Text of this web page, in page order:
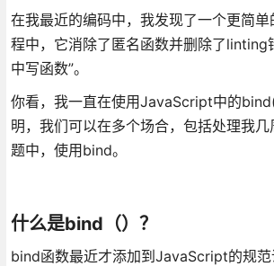
在我最近的编码中，我发现了一个更简
程中，它消除了匿名函数并删除了linting
中写函数”。
你看，我一直在使用JavaScript中的
明，我们可以在多个场合，包括处理我
题中，使用bind。
什么是bind（）？
bind函数最近才添加到JavaScript的规范